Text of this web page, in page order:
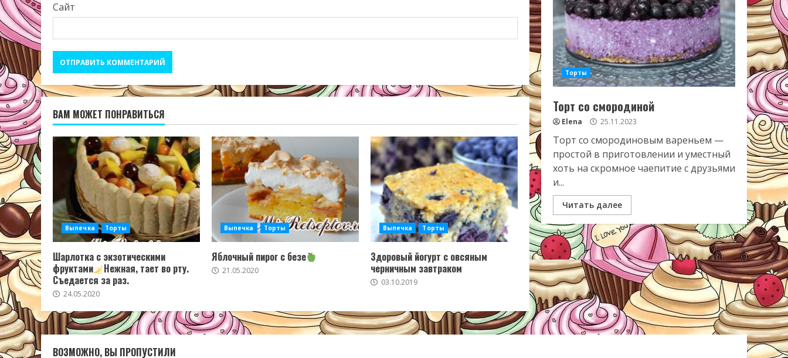
Сайт
ВАМ МОЖЕТ ПОНРАВИТЬСЯ
Выпечка Торты
Шарлотка с экзотическими
фруктами
Нежная, тает во рту.
Съедается за раз.
24.05.2020
Выпечка Торты
Яблочный пирог с безе
21.05.2020
Выпечка Торты
Здоровый йогурт с овсяным
черничным завтраком
03.10.2019
Торты
Торт со смородиной
Elena 25.11.2023
Торт со смородиновым вареньем —
простой в приготовлении и уместный
хоть на скромное чаепитие с друзьями
и...
Читать далее
ВОЗМОЖНО, ВЫ ПРОПУСТИЛИ